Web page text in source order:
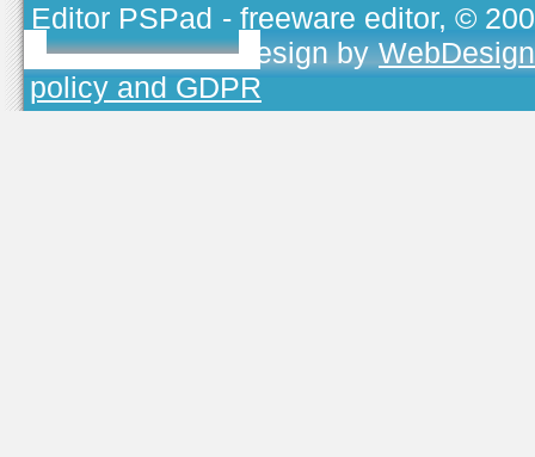
Editor PSPad - freeware editor, ©
TOJEONO.CZ, design by
policy and GDPR